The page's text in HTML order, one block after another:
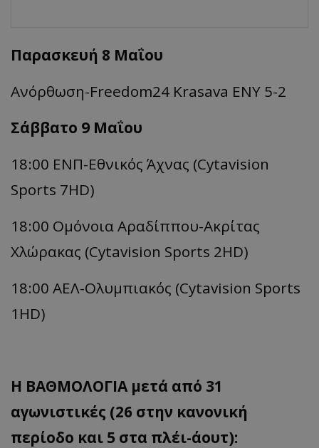
Παρασκευή 8 Μαΐου
Ανόρθωση-Freedom24 Krasava ΕΝΥ 5-2
Σάββατο 9 Μαΐου
18:00 ΕΝΠ-Εθνικός Άχνας (Cytavision
Sports 7HD)
18:00 ΟμόνοιαΑραδίππου-Ακρίτας
Χλώρακας (Cytavision Sports 2HD)
18:00 ΑΕΛ-Ολυμπιακός (Cytavision Sports
1HD)
Η ΒΑΘΜΟΛΟΓΙΑ μετά από 31
αγωνιστικές (26 στην κανονική
περίοδο και 5 στα πλέι-άουτ):